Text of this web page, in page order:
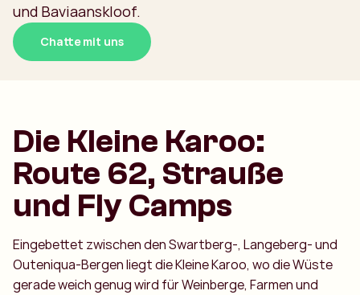
und Baviaanskloof.
Chatte mit uns
Die Kleine Karoo:
Route 62, Strauße
und Fly Camps
Eingebettet zwischen den Swartberg-, Langeberg- und
Outeniqua-Bergen liegt die Kleine Karoo, wo die Wüste
gerade weich genug wird für Weinberge, Farmen und